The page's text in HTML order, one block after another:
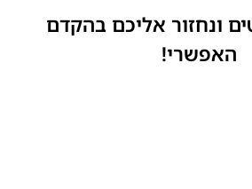
ונחזור אליכם בהקדם
האפשרי!